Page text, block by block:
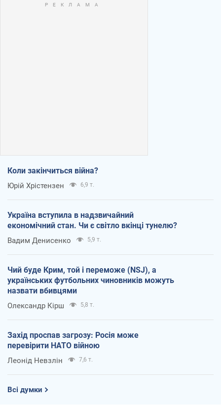
Коли закінчиться війна?
Юрій Хрістензен 6,9 т.
Україна вступила в надзвичайний
економічний стан. Чи є світло вкінці тунелю?
Вадим Денисенко 5,9 т.
Чий буде Крим, той і переможе (NSJ), а
українських футбольних чиновників можуть
назвати вбивцями
Олександр Кірш 5,8 т.
Захід проспав загрозу: Росія може
перевірити НАТО війною
Леонід Невзлін 7,6 т.
Всі думки